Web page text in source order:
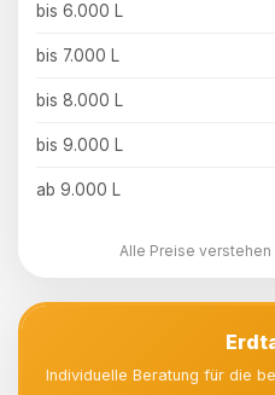
bis 6.000 L
bis 7.000 L
bis 8.000 L
bis 9.000 L
ab 9.000 L
Alle Preise verstehen
Individuelle Beratung für die